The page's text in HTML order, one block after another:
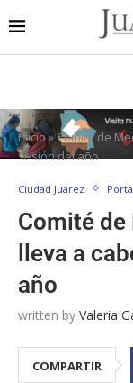
Inicio»Comité de
sesión del año
Ciudad Juárez
Comité de
lleva a
año
written by Valeria
COMPARTIR